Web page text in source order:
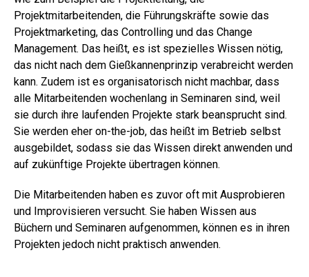
Projektmitarbeitenden, die Führungskräfte sowie das
Projektmarketing, das Controlling und das Change
Management. Das heißt, es ist spezielles Wissen nötig,
das nicht nach dem Gießkannenprinzip verabreicht werden
kann. Zudem ist es organisatorisch nicht machbar, dass
alle Mitarbeitenden wochenlang in Seminaren sind, weil
sie durch ihre laufenden Projekte stark beansprucht sind.
Sie werden eher on-the-job, das heißt im Betrieb selbst
ausgebildet, sodass sie das Wissen direkt anwenden und
auf zukünftige Projekte übertragen können.
Die Mitarbeitenden haben es zuvor oft mit Ausprobieren
und Improvisieren versucht. Sie haben Wissen aus
Büchern und Seminaren aufgenommen, können es in ihren
Projekten jedoch nicht praktisch anwenden.